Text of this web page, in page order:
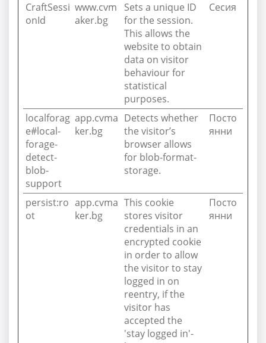
CraftSessi
onId
www.cvm
aker.bg
Sets a unique ID
for the session.
This allows the
website to obtain
data on visitor
behaviour for
statistical
purposes.
Сесия
localforag
e#local-
forage-
detect-
blob-
support
app.cvma
ker.bg
Detects whether
the visitor’s
browser allows
for blob-format-
storage.
Посто
янни
persist:ro
ot
app.cvma
ker.bg
This cookie
stores visitor
credentials in an
encrypted cookie
in order to allow
the visitor to stay
logged in on
reentry, if the
visitor has
accepted the
'stay logged in'-
Посто
янни